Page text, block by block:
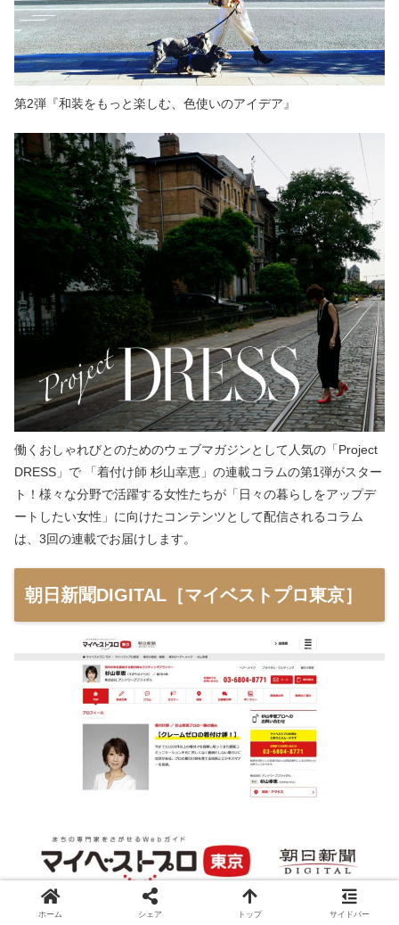
第2弾『和装をもっと楽しむ、色使いのアイデア』
働くおしゃれびとのためのウェブマガジンとして人気の「Project
DRESS」で 「着付け師 杉山幸恵」の連載コラムの第1弾がスター
ト！様々な分野で活躍する女性たちが「日々の暮らしをアップデ
ートしたい女性」に向けたコンテンツとして配信されるコラム
は、3回の連載でお届けします。
朝日新聞DIGITAL［マイベストプロ東京］
ホーム シェア トップ サイドバー